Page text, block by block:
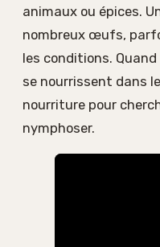
animaux ou épices.
nombreux œufs,
les conditions.
se nourrissent dans
nourriture pour
nymphoser.